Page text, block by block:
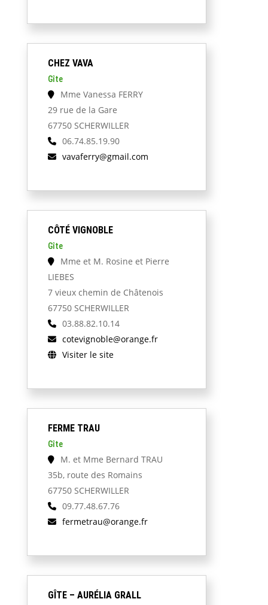
CHEZ VAVA
Gîte
Mme Vanessa FERRY
29 rue de la Gare
67750 SCHERWILLER
06.74.85.19.90
vavaferry@gmail.com
CÔTÉ VIGNOBLE
Gîte
Mme et M. Rosine et Pierre
LIEBES
7 vieux chemin de Châtenois
67750 SCHERWILLER
03.88.82.10.14
cotevignoble@orange.fr
Visiter le site
FERME TRAU
Gîte
M. et Mme Bernard TRAU
35b, route des Romains
67750 SCHERWILLER
09.77.48.67.76
fermetrau@orange.fr
GÎTE – AURÉLIA GRALL